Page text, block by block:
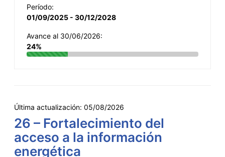
Período:
01/09/2025 - 30/12/2028
Avance al 30/06/2026:
24%
Última actualización: 05/08/2026
26 – Fortalecimiento del
acceso a la información
energética